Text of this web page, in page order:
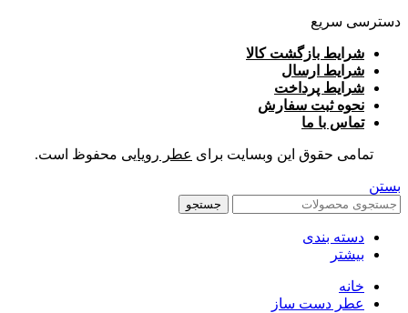
دسترسی سریع
شرایط بازگشت کالا
شرایط ارسال
شرایط پرداخت
نحوه ثبت سفارش
تماس با ما
تمامی حقوق این وبسایت برای عطر رویایی محفوظ است.
بستن
جستجو
دسته بندی
بیشتر
خانه
عطر دست ساز